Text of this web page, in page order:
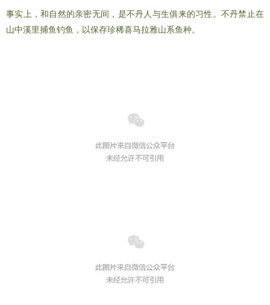
事实上，和自然的亲密无间，是不丹人与生俱来的习性。不丹禁止在
山中溪里捕鱼钓鱼，以保存珍稀喜马拉雅山系鱼种。